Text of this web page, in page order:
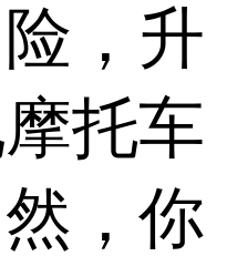
，升
托车
，你